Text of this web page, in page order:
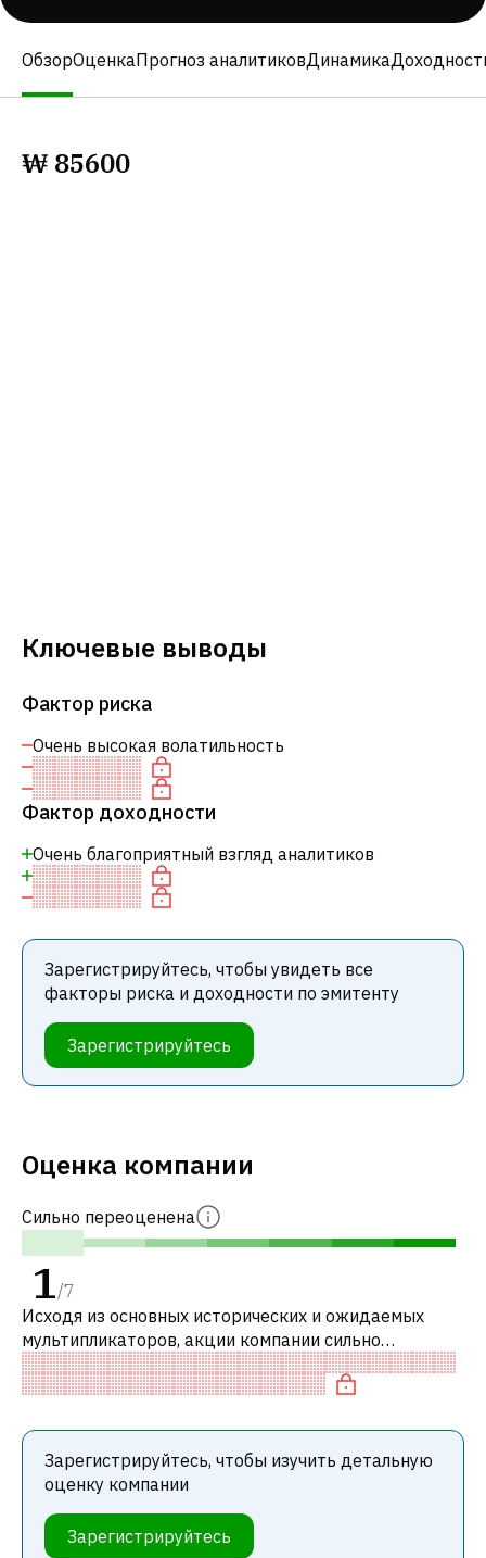
ОбзорОценкаПрогноз аналитиковДинамика
₩ 85600
Ключевые выводы
Фактор риска
Очень высокая волатильность
Фактор доходности
Очень благоприятный взгляд аналитиков
Зарегистрируйтесь, чтобы увидеть все
факторы риска и доходности по эмитенту
Зарегистрируйтесь
Оценка компании
Сильно переоценена
1/7
Исходя из основных исторических и ожидаемых
мультипликаторов, акции компании сильно
переоценены по сравнению с аналогичными
компаниями. В частности, акция компании переоц
Зарегистрируйтесь, чтобы изучить детальную
оценку компании
Зарегистрируйтесь